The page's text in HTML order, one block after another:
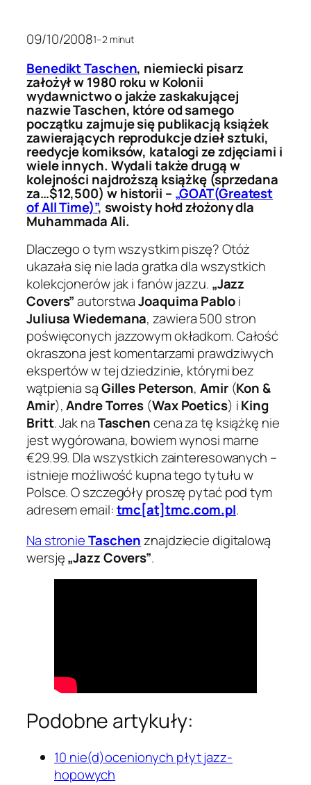
09/10/20081–2 minut
Benedikt Taschen, niemiecki pisarz
założył w 1980 roku w Kolonii
wydawnictwo o jakże zaskakującej
nazwie Taschen, które od samego
początku zajmuje się publikacją książek
zawierających reprodukcje dzieł sztuki,
reedycje komiksów, katalogi ze zdjęciami i
wiele innych. Wydali także drugą w
kolejności najdroższą książkę (sprzedana
za…$12,500) w historii – „GOAT(Greatest
of All Time)”, swoisty hołd złożony dla
Muhammada Ali.
Dlaczego o tym wszystkim piszę? Otóż
ukazała się nie lada gratka dla wszystkich
kolekcjonerów jak i fanów jazzu. „Jazz
Covers”autorstwaJoaquima Pabloi
Juliusa Wiedemana, zawiera 500 stron
poświęconych jazzowym okładkom. Całość
okraszona jest komentarzami prawdziwych
ekspertów w tej dziedzinie, którymi bez
wątpienia sąGilles Peterson,Amir(Kon &
Amir),Andre Torres (Wax Poetics) iKing
Britt. Jak naTaschencena za tę książkę nie
jest wygórowana, bowiem wynosi marne
€29.99. Dla wszystkich zainteresowanych –
istnieje możliwość kupna tego tytułu w
Polsce. O szczegóły proszę pytać pod tym
adresem email:tmc[at]tmc.com.pl.
Na stronieTaschenznajdziecie digitalową
wersję„Jazz Covers”.
Podobne artykuły:
10 nie(d)ocenionych płyt jazz-
hopowych